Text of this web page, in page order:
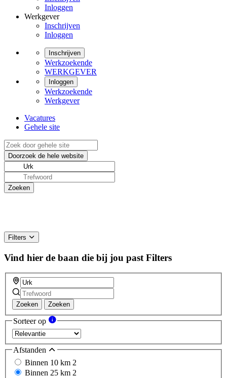
Inloggen
Werkgever
Inschrijven
Inloggen
Inschrijven
Werkzoekende
WERKGEVER
Inloggen
Werkzoekende
Werkgever
Vacatures
Gehele site
Filters
Vind hier de baan die bij jou past Filters
Zoeken Zoeken
Sorteer op
Afstanden
Binnen 10 km 2
Binnen 25 km 2